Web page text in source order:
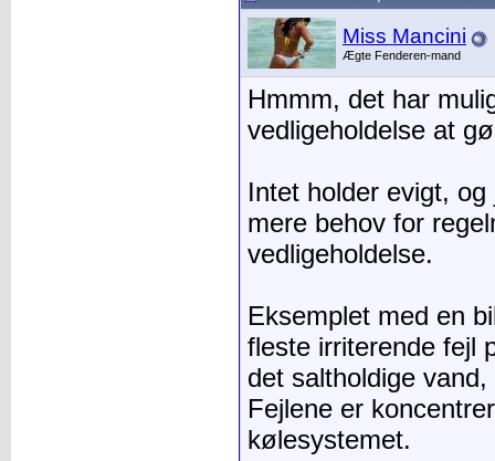
Miss Mancini
Ægte Fenderen-mand
Hmmm, det har
vedligeholdelse at
Intet holder evigt,
mere behov for
vedligeholdelse.
Eksemplet med en
fleste irriterende fejl
det saltholdige
Fejlene er
kølesystemet.